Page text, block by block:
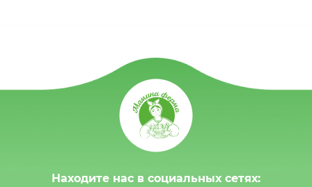
Находите нас в социальных сетях: